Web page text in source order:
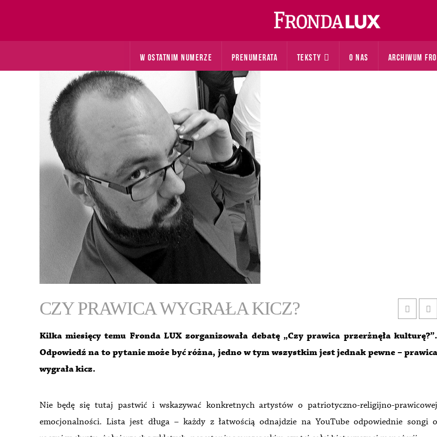
W OSTATNIM NUMERZE PRENUMERATA TEKSTY O NAS ARCHIWUM
CZY PRAWICA WYGRAŁA KICZ?
Kilka miesięcy temu Fronda LUX zorganizowała debatę „Czy prawica przerżnęła kulturę?”.
Odpowiedź na to pytanie może być różna, jedno w tym wszystkim jest jednak pewne – prawica
wygrała kicz.
Nie będę się tutaj pastwić i wskazywać konkretnych artystów o patriotyczno-religijno-prawicowej
emocjonalności. Lista jest długa – każdy z łatwością odnajdzie na YouTube odpowiednie songi o